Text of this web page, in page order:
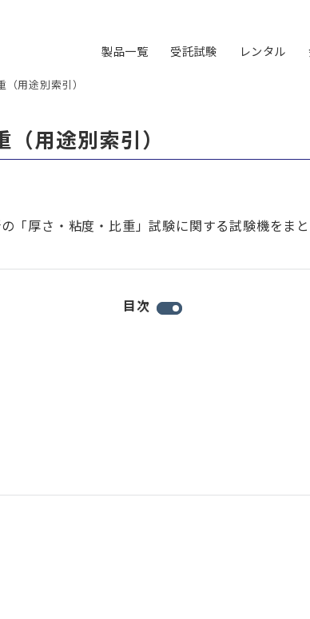
製品一覧 受託試験 レンタル
用途別索引）
用途別索引）
「厚さ・粘度・比重」試験に関する試験機をまと
目次